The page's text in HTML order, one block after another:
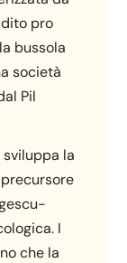
pro
bussola
società
Pil
la
I
che la